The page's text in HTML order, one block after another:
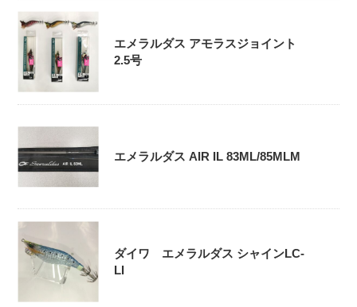
エメラルダス アモラスジョイント
2.5号
エメラルダス AIR IL 83ML/85MLM
ダイワ エメラルダス シャインLC-
LI